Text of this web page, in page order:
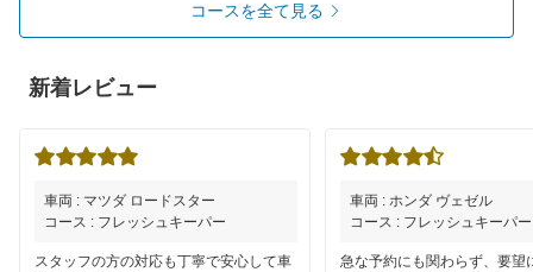
コースを全て見る
新着レビュー
車両 : マツダ ロードスター
コース : フレッシュキーパー
スタッフの方の対応も丁寧で安心して車
車両 : ホンダ ヴェゼル
コース : フレッシュキーパー
急な予約にも関わらず、要望